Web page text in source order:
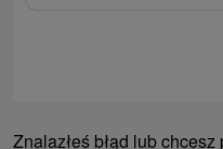
Znalazłeś błąd lub